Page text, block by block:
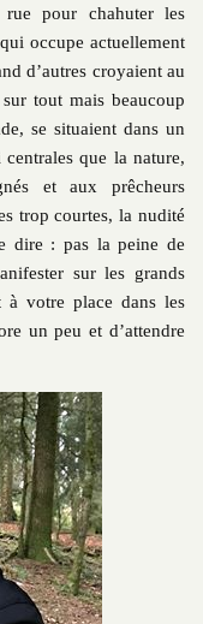
pour chahuter les
occupe actuellement
d’autres croyaient au
tout mais beaucoup
se situaient dans un
que la nature,
et aux prêcheurs
trop courtes, la nudité
dire : pas la peine de
sur les grands
à votre place dans les
un peu et d’attendre